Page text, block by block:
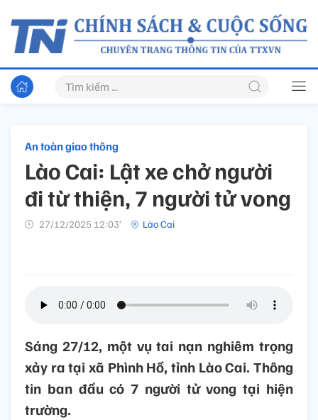
An toàn giao thông
Lào Cai: Lật xe chở người
đi từ thiện, 7 người tử vong
27/12/2025 12:03’ Lào Cai
Sáng 27/12, một vụ tai nạn nghiêm trọng
xảy ra tại xã Phình Hồ, tỉnh Lào Cai. Thông
tin ban đầu có 7 người tử vong tại hiện
trường.